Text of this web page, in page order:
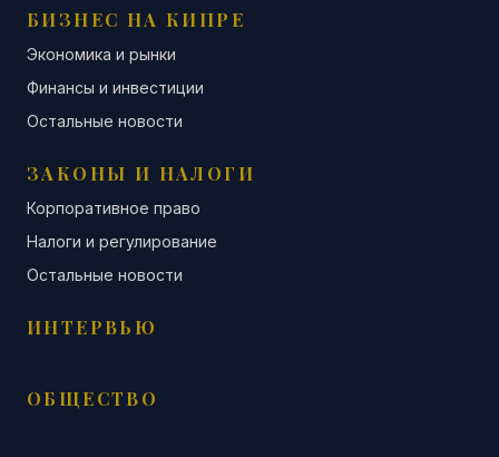
БИЗНЕС НА КИПРЕ
Экономика и рынки
Финансы и инвестиции
Остальные новости
ЗАКОНЫ И НАЛОГИ
Корпоративное право
Налоги и регулирование
Остальные новости
ИНТЕРВЬЮ
ОБЩЕСТВО